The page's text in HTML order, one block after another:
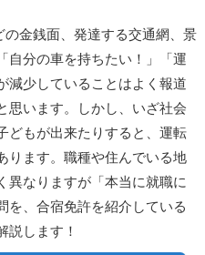
金銭面、発達する交通網、景
自分の車を持ちたい！」「運
減少していることはよく報道
思います。しかし、いざ社会
どもが出来たりすると、運転
ります。職種や住んでいる地
異なりますが「本当に就職に
を、合宿免許を紹介している
説します！